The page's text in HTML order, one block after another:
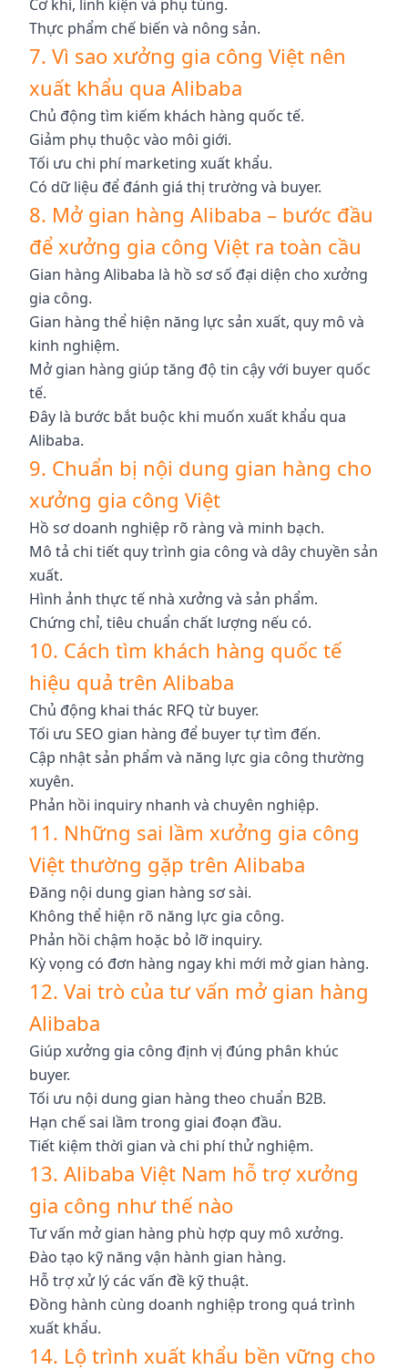
Cơ khí, linh kiện và phụ tùng.
Thực phẩm chế biến và nông sản.
7. Vì sao xưởng gia công Việt nên
xuất khẩu qua Alibaba
Chủ động tìm kiếm khách hàng quốc tế.
Giảm phụ thuộc vào môi giới.
Tối ưu chi phí marketing xuất khẩu.
Có dữ liệu để đánh giá thị trường và buyer.
8. Mở gian hàng Alibaba – bước đầu
để xưởng gia công Việt ra toàn cầu
Gian hàng Alibaba là hồ sơ số đại diện cho xưởng
gia công.
Gian hàng thể hiện năng lực sản xuất, quy mô và
kinh nghiệm.
Mở gian hàng giúp tăng độ tin cậy với buyer quốc
tế.
Đây là bước bắt buộc khi muốn xuất khẩu qua
Alibaba.
9. Chuẩn bị nội dung gian hàng cho
xưởng gia công Việt
Hồ sơ doanh nghiệp rõ ràng và minh bạch.
Mô tả chi tiết quy trình gia công và dây chuyền sản
xuất.
Hình ảnh thực tế nhà xưởng và sản phẩm.
Chứng chỉ, tiêu chuẩn chất lượng nếu có.
10. Cách tìm khách hàng quốc tế
hiệu quả trên Alibaba
Chủ động khai thác RFQ từ buyer.
Tối ưu SEO gian hàng để buyer tự tìm đến.
Cập nhật sản phẩm và năng lực gia công thường
xuyên.
Phản hồi inquiry nhanh và chuyên nghiệp.
11. Những sai lầm xưởng gia công
Việt thường gặp trên Alibaba
Đăng nội dung gian hàng sơ sài.
Không thể hiện rõ năng lực gia công.
Phản hồi chậm hoặc bỏ lỡ inquiry.
Kỳ vọng có đơn hàng ngay khi mới mở gian hàng.
12. Vai trò của tư vấn mở gian hàng
Alibaba
Giúp xưởng gia công định vị đúng phân khúc
buyer.
Tối ưu nội dung gian hàng theo chuẩn B2B.
Hạn chế sai lầm trong giai đoạn đầu.
Tiết kiệm thời gian và chi phí thử nghiệm.
13. Alibaba Việt Nam hỗ trợ xưởng
gia công như thế nào
Tư vấn mở gian hàng phù hợp quy mô xưởng.
Đào tạo kỹ năng vận hành gian hàng.
Hỗ trợ xử lý các vấn đề kỹ thuật.
Đồng hành cùng doanh nghiệp trong quá trình
xuất khẩu.
14. Lộ trình xuất khẩu bền vững cho